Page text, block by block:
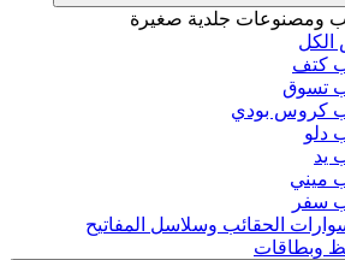
ومصنوعات جلدية صغيرة
كتف
تسوق
كروس بودي
دلو
يد
ميني
سفر
الحقائب وسلاسل المفاتيح
وبطاقات